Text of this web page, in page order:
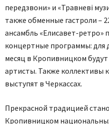
передзвони» и «Травневі
также обменные гастроли –
ансамбль «Елисавет-ретро»
концертные программы: для
месяц в Кропивницком
артисты. Также коллективы
выступят в Черкассах.
Прекрасной традицией
Кропивницком